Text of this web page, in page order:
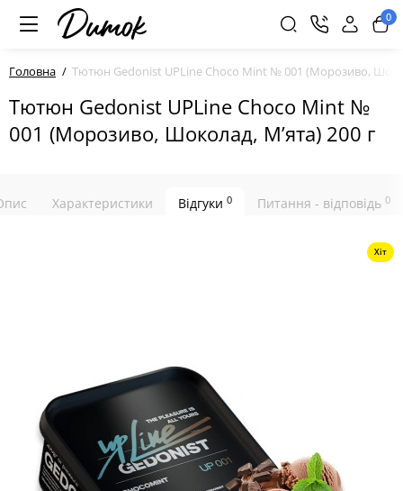
0
Головна Тютюн Gedonist UPLine Choco Mint № 001 (Морозиво,
Тютюн Gedonist UPLine Choco Mint №
001 (Морозиво, Шоколад, М’ята) 200 г
Характеристики Відгуки 0 Питання - відповідь 0
Хіт